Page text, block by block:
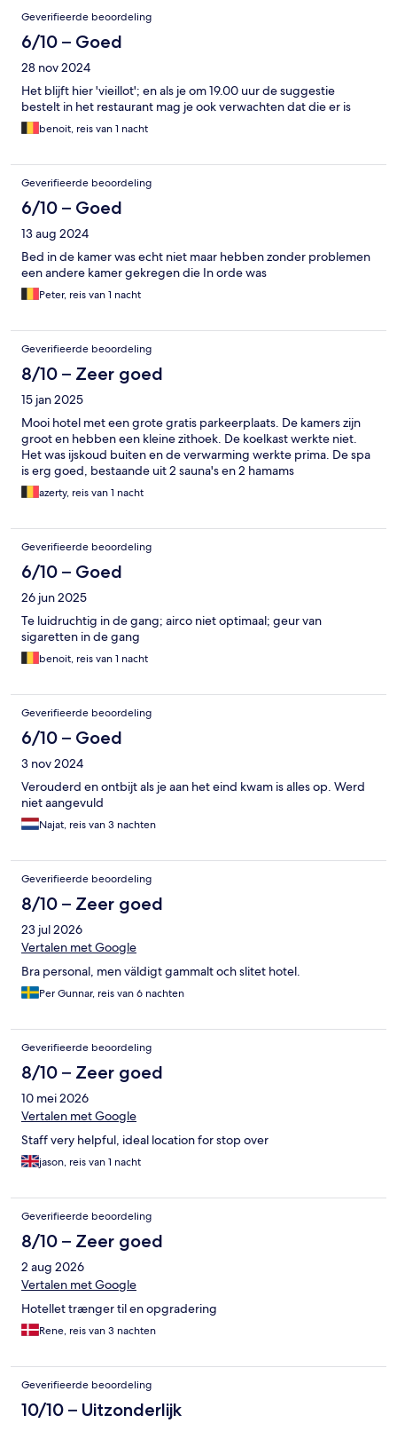
Geverifieerde beoordeling
6/10 – Goed
28 nov 2024
Het blijft hier 'vieillot'; en als je om 19.00 uur de suggestie
bestelt in het restaurant mag je ook verwachten dat die er is
benoit, reis van 1 nacht
Geverifieerde beoordeling
6/10 – Goed
13 aug 2024
Bed in de kamer was echt niet maar hebben zonder problemen
een andere kamer gekregen die In orde was
Peter, reis van 1 nacht
Geverifieerde beoordeling
8/10 – Zeer goed
15 jan 2025
Mooi hotel met een grote gratis parkeerplaats. De kamers zijn
groot en hebben een kleine zithoek. De koelkast werkte niet.
Het was ijskoud buiten en de verwarming werkte prima. De spa
is erg goed, bestaande uit 2 sauna's en 2 hamams
azerty, reis van 1 nacht
Geverifieerde beoordeling
6/10 – Goed
26 jun 2025
Te luidruchtig in de gang; airco niet optimaal; geur van
sigaretten in de gang
benoit, reis van 1 nacht
Geverifieerde beoordeling
6/10 – Goed
3 nov 2024
Verouderd en ontbijt als je aan het eind kwam is alles op. Werd
niet aangevuld
Najat, reis van 3 nachten
Geverifieerde beoordeling
8/10 – Zeer goed
23 jul 2026
Vertalen met Google
Bra personal, men väldigt gammalt och slitet hotel.
Per Gunnar, reis van 6 nachten
Geverifieerde beoordeling
8/10 – Zeer goed
10 mei 2026
Vertalen met Google
Staff very helpful, ideal location for stop over
jason, reis van 1 nacht
Geverifieerde beoordeling
8/10 – Zeer goed
2 aug 2026
Vertalen met Google
Hotellet trænger til en opgradering
Rene, reis van 3 nachten
Geverifieerde beoordeling
10/10 – Uitzonderlijk